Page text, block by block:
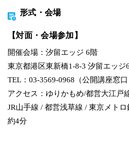
形式・会場
【対面・会場参加】
開催会場：汐留エッジ 6階
東京都港区東新橋1-8-3 汐留エッジ
TEL：03-3569-0968（公開講座窓口
アクセス：ゆりかもめ/都営大江
JR山手線 / 都営浅草線 / 東京メト
約4分